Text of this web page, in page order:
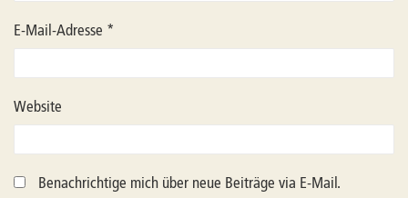
E-Mail-Adresse *
Website
Benachrichtige mich über neue Beiträge via E-Mail.